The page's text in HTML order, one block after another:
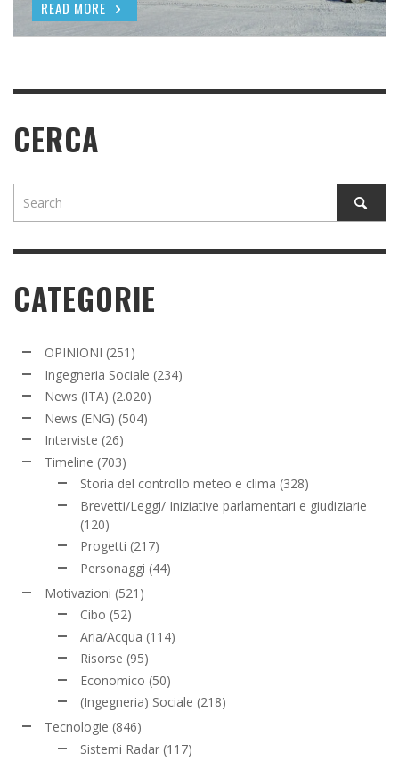
READ MORE
READ MORE
CERCA
CATEGORIE
OPINIONI (251)
Ingegneria Sociale (234)
News (ITA) (2.020)
News (ENG) (504)
Interviste (26)
Timeline (703)
Storia del controllo meteo e clima (328)
Brevetti/Leggi/ Iniziative parlamentari e giudiziarie
(120)
Progetti (217)
Personaggi (44)
Motivazioni (521)
Cibo (52)
Aria/Acqua (114)
Risorse (95)
Economico (50)
(Ingegneria) Sociale (218)
Tecnologie (846)
Sistemi Radar (117)